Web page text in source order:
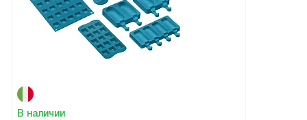
В наличии